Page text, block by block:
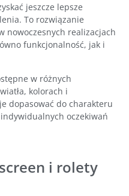
jeszcze lepsze
To rozwiązanie
nowoczesnych realizacjach
funkcjonalność, jak i
w różnych
kolorach i
dopasować do charakteru
oczekiwań
i rolety